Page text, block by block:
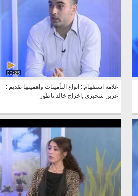
02:25
علامة استفهام:: انواع التأمينات واهميتها تقديم :
عرين شحبري ,اخراج خالد ناطور